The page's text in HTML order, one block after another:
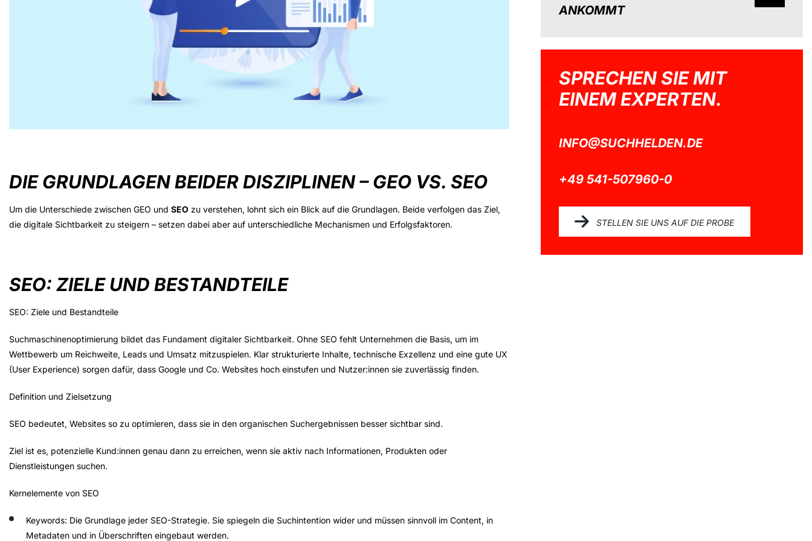
DIE GRUNDLAGEN BEIDER DISZIPLINEN – GEO VS. SEO
Um die Unterschiede zwischen GEO und SEO zu verstehen, lohnt sich ein Blick auf die Grundlagen. Beide verfolgen das Ziel,
die digitale Sichtbarkeit zu steigern – setzen dabei aber auf unterschiedliche Mechanismen und Erfolgsfaktoren.
SEO: ZIELE UND BESTANDTEILE
SEO: Ziele und Bestandteile
Suchmaschinenoptimierung bildet das Fundament digitaler Sichtbarkeit. Ohne SEO fehlt Unternehmen die Basis, um im
Wettbewerb um Reichweite, Leads und Umsatz mitzuspielen. Klar strukturierte Inhalte, technische Exzellenz und eine gute UX
(User Experience) sorgen dafür, dass Google und Co. Websites hoch einstufen und Nutzer:innen sie zuverlässig finden.
Definition und Zielsetzung
SEO bedeutet, Websites so zu optimieren, dass sie in den organischen Suchergebnissen besser sichtbar sind.
Ziel ist es, potenzielle Kund:innen genau dann zu erreichen, wenn sie aktiv nach Informationen, Produkten oder
Dienstleistungen suchen.
Kernelemente von SEO
Keywords: Die Grundlage jeder SEO-Strategie. Sie spiegeln die Suchintention wider und müssen sinnvoll im Content, in
Metadaten und in Überschriften eingebaut werden.
ANKOMMT
SPRECHEN SIE MIT
EINEM EXPERTEN.
INFO@SUCHHELDEN.DE
+49 541-507960-0
STELLEN SIE UNS AUF DIE PROBE